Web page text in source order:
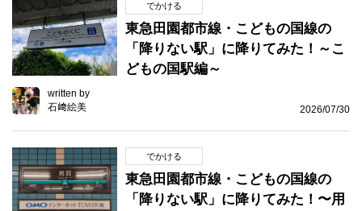
でかける
東急田園都市線・こどもの国線の
「降りない駅」に降りてみた！～こ
どもの国駅編～
written by
石﨑絵美
2026/07/30
でかける
東急田園都市線・こどもの国線の
「降りない駅」に降りてみた！〜用